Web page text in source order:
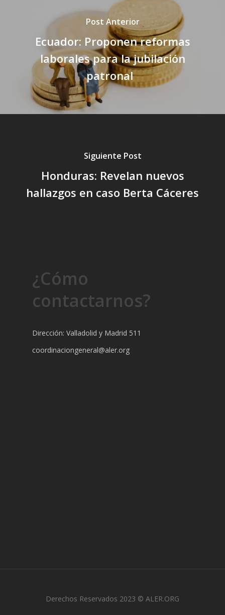
Post Anterior
Ecuador: Proponen reformas
laborales para la jubilación
patronal
Siguiente Post
Honduras: Revelan nuevos
hallazgos en caso Berta Cáceres
¿Cómo
contactarnos?
Dirección: Valladolid y Madrid 511
coordinaciongeneral@aler.org
Derechos Reservados 2023 © ALER.ORG